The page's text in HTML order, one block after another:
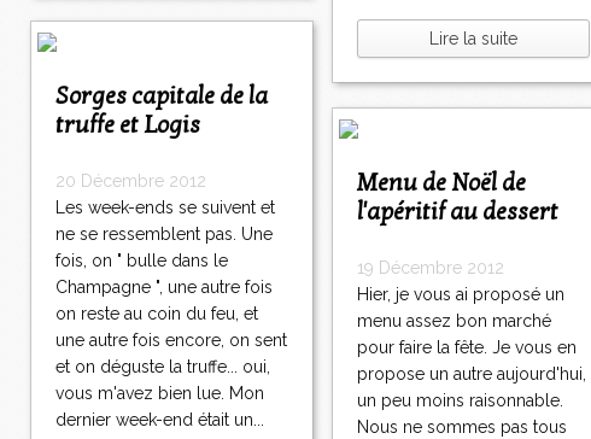
Lire la suite
Sorges capitale de la
truffe et Logis
20 Décembre 2012
Les week-ends se suivent et
ne se ressemblent pas. Une
fois, on " bulle dans le
Champagne ", une autre fois
on reste au coin du feu, et
une autre fois encore, on sent
et on déguste la truffe... oui,
vous m'avez bien lue. Mon
dernier week-end était un...
Menu de Noël de
l'apéritif au dessert
19 Décembre 2012
Hier, je vous ai proposé un
menu assez bon marché
pour faire la fête. Je vous en
propose un autre aujourd'hui,
un peu moins raisonnable.
Nous ne sommes pas tous